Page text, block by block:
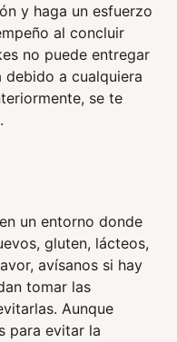
y haga un esfuerzo
al concluir
no puede entregar
a cualquiera
se te
un entorno donde
gluten, lácteos,
avísanos si hay
tomar las
Aunque
para evitar la